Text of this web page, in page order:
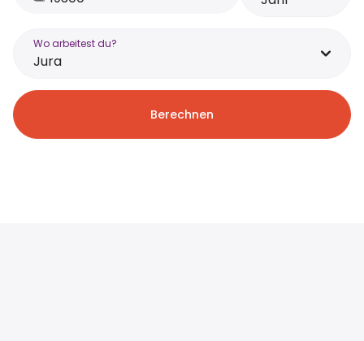
Wo arbeitest du?
Jura
Berechnen